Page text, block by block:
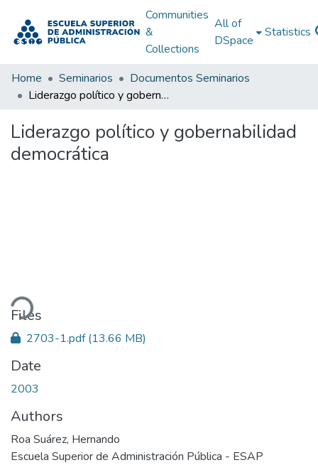
Communities
&
Collections
All of
DSpace
Statistics
Home Seminarios
Documentos Seminarios
Liderazgo político y gobernabilidad democrática
Liderazgo político y gobernabilidad
democrática
Files
2703-1.pdf(13.66 MB)
Date
2003
Authors
Roa Suárez, Hernando
Escuela Superior de Administración Pública - ESAP